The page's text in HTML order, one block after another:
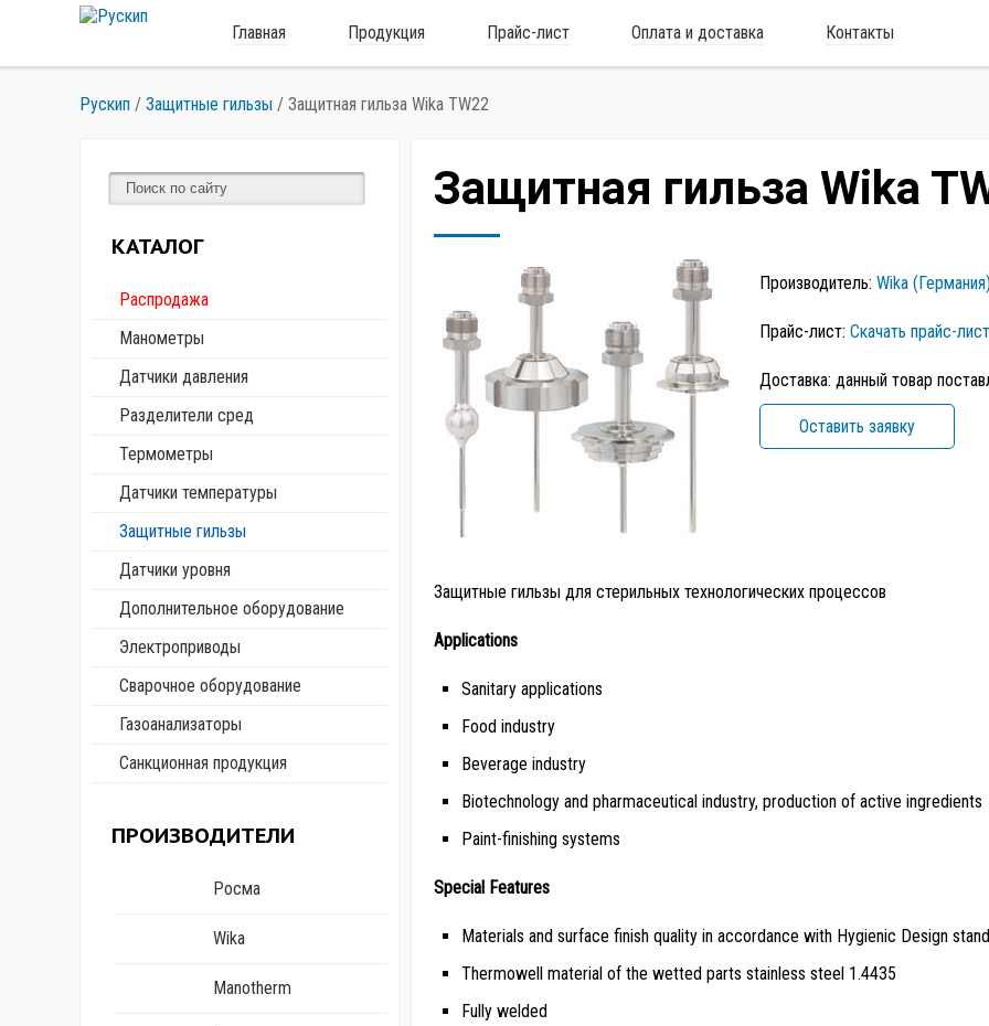
Главная Продукция Прайс-лист Оплата и доставка Контакты
Рускип / Защитные гильзы / Защитная гильза Wika TW22
КАТАЛОГ
Распродажа
Манометры
Датчики давления
Разделители сред
Термометры
Датчики температуры
Защитные гильзы
Датчики уровня
Дополнительное оборудование
Электроприводы
Сварочное оборудование
Газоанализаторы
Санкционная продукция
ПРОИЗВОДИТЕЛИ
Росма
Wika
Manotherm
Защитная гильза Wika
Производитель: Wika (Германия)
Прайс-лист: Скачать прайс-
Доставка: данный товар
Оставить заявку
Защитные гильзы для стерильных технологических процессов
Applications
Sanitary applications
Food industry
Beverage industry
Biotechnology and pharmaceutical industry, production of active ingredients
Paint-finishing systems
Special Features
Materials and surface finish quality in accordance with Hygienic Design
Thermowell material of the wetted parts stainless steel 1.4435
Fully welded